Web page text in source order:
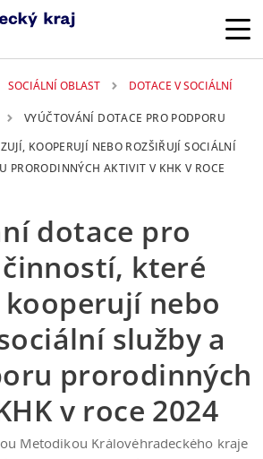
SOCIÁLNÍ OBLAST DOTACE V SOCIÁLNÍ
VYÚČTOVÁNÍ DOTACE PRO PODPORU
KOOPERUJÍ NEBO ROZŠIŘUJÍ SOCIÁLNÍ
PRORODINNÝCH AKTIVIT V KHK V ROCE
dotace pro
které
nebo
služby a
prorodinných
v roce 2024
Metodikou Královéhradeckého kraje